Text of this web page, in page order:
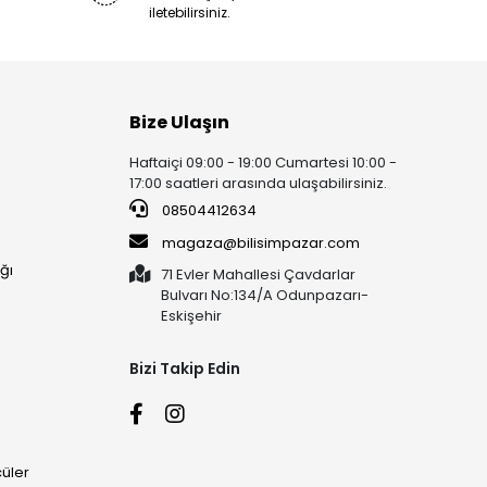
iletebilirsiniz.
Bize Ulaşın
Haftaiçi 09:00 - 19:00 Cumartesi 10:00 -
17:00 saatleri arasında ulaşabilirsiniz.
08504412634
magaza@bilisimpazar.com
71 Evler Mahallesi Çavdarlar
Bulvarı No:134/A Odunpazarı-
Eskişehir
Bizi Takip Edin